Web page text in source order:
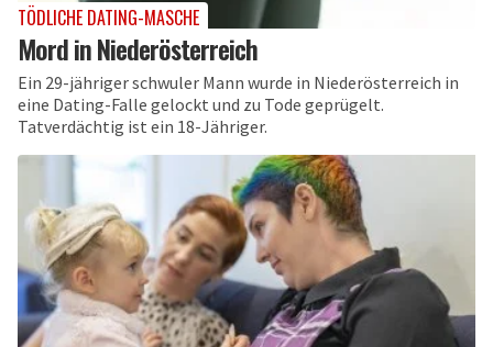
TÖDLICHE DATING-MASCHE
Mord in Niederösterreich
Ein 29-jähriger schwuler Mann wurde in Niederösterreich in
eine Dating-Falle gelockt und zu Tode geprügelt.
Tatverdächtig ist ein 18-Jähriger.